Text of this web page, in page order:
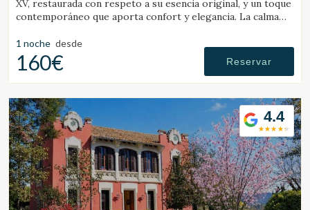
XV, restaurada con respeto a su esencia original, y un toque
contemporáneo que aporta confort y elegancia. La calma
de las Gavarres ofrecen un descanso total en conexión con
la naturaleza. El hotel cuenta con 6 habitaciones
cuidadosamente decoradas, una piscina climatizada,
restaurante, pista de petanca, zona chill-out, servicios de
masaje y yoga, alquiler de bicicletas y todo lo necesario para
los ciclistas.
1 noche desde
160€ Reservar
4.4